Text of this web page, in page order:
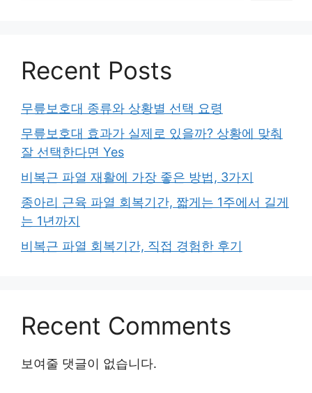
Recent Posts
무릎보호대 종류와 상황별 선택 요령
무릎보호대 효과가 실제로 있을까? 상황에 맞춰
잘 선택한다면 Yes
비복근 파열 재활에 가장 좋은 방법, 3가지
종아리 근육 파열 회복기간, 짧게는 1주에서 길게
는 1년까지
비복근 파열 회복기간, 직접 경험한 후기
Recent Comments
보여줄 댓글이 없습니다.